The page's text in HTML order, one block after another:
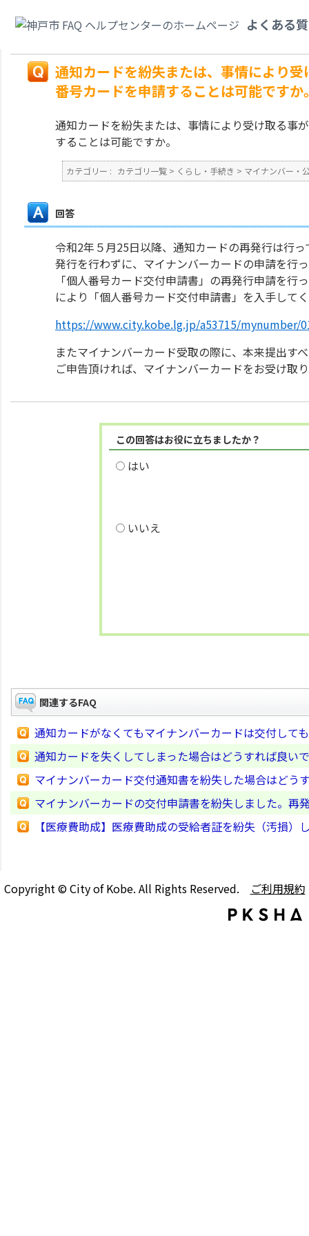
よくある
再発行を行わずに個人番号カードを申請することは可能ですか。
通知カードを紛失または、事情により
番号カードを申請することは可能ですか
通知カードを紛失または、事情により受け取る事
することは可能ですか。
カテゴリー : カテゴリ一覧 > くらし・手続き > マイナンバー・
回答
令和2年５月25日以降、通知カードの再発行は行
発行を行わずに、マイナンバーカードの申請を行
「個人番号カード交付申請書」の再発行申請を
により「個人番号カード交付申請書」を入手して
https://www.city.kobe.lg.jp/a53715/mynumber/
またマイナンバーカード受取の際に、本来提出す
ご申告頂ければ、マイナンバーカードをお受け取
この回答はお役に立ちましたか？
はい
いいえ
関連するFAQ
通知カードがなくてもマイナンバーカードは交付して
通知カードを失くしてしまった場合はどうすれば良い
マイナンバーカード交付通知書を紛失した場合はどう
マイナンバーカードの交付申請書を紛失しました。再
【医療費助成】医療費助成の受給者証を紛失（汚損
Copyright © City of Kobe. All Rights Reserved. ご利用規約